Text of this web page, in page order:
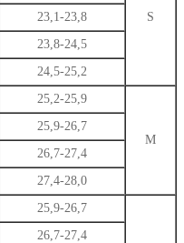
S
23,1-23,8
23,8-24,5
24,5-25,2
25,2-25,9
M
25,9-26,7
26,7-27,4
27,4-28,0
25,9-26,7
26,7-27,4